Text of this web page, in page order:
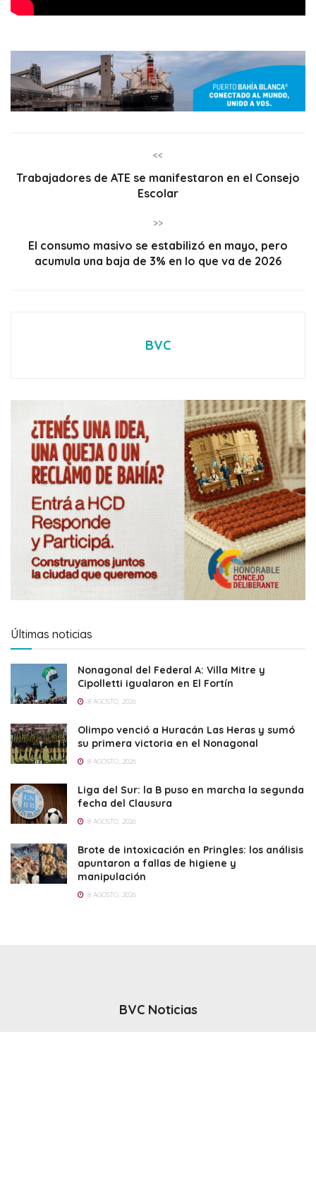
<<
Trabajadores de ATE se manifestaron en el Consejo
Escolar
>>
El consumo masivo se estabilizó en mayo, pero
acumula una baja de 3% en lo que va de 2026
BVC
Últimas noticias
Nonagonal del Federal A: Villa Mitre y
Cipolletti igualaron en El Fortín
8 AGOSTO, 2026
Olimpo venció a Huracán Las Heras y sumó
su primera victoria en el Nonagonal
8 AGOSTO, 2026
Liga del Sur: la B puso en marcha la segunda
fecha del Clausura
8 AGOSTO, 2026
Brote de intoxicación en Pringles: los análisis
apuntaron a fallas de higiene y
manipulación
8 AGOSTO, 2026
BVC Noticias